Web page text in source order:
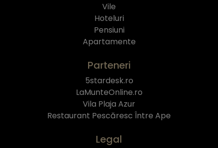
Vile
Hoteluri
Pensiuni
Apartamente
Parteneri
5stardesk.ro
LaMunteOnline.ro
Vila Plaja Azur
Restaurant Pescăresc Între Ape
Legal